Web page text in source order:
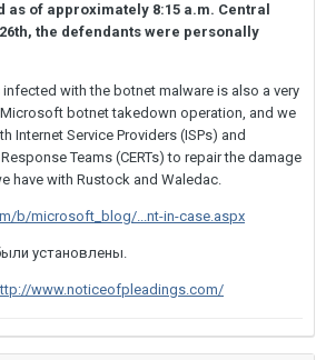
as of approximately 8:15 a.m. Central
the defendants were personally
with the botnet malware is also a very
botnet takedown operation, and we
Internet Service Providers (ISPs) and
Teams (CERTs) to repair the damage
have with Rustock and Waledac.
b/microsoft_blog/...nt-in-case.aspx
установлены.
www.noticeofpleadings.com/